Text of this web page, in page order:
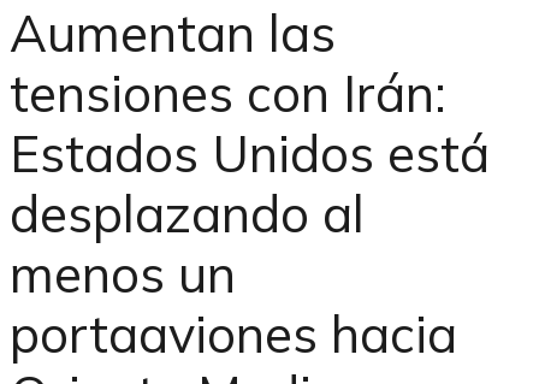
Aumentan las
tensiones con Irán:
Estados Unidos está
desplazando al
menos un
portaaviones hacia